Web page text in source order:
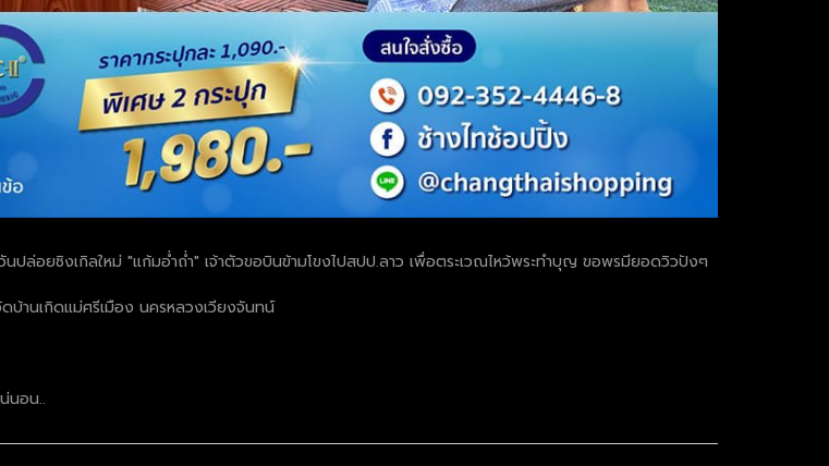
ล่อยซิงเกิลใหม่ "แก้มอ่ำถ่ำ" เจ้าตัวขอบินข้ามโขงไปสปป.ลาว เพื่อตระเวณไหว้พระทำบุญ ขอพรมียอดวิวปังๆ
บ้านเกิดแม่ศรีเมือง นครหลวงเวียงจันทน์
นอน..